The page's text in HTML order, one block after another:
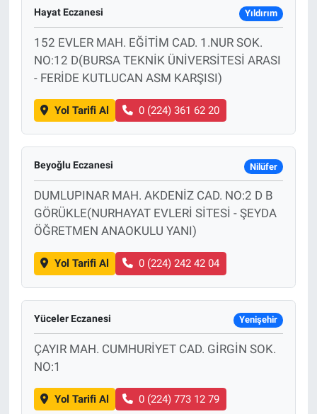
Hayat Eczanesi Yıldırım
152 EVLER MAH. EĞİTİM CAD. 1.NUR SOK.
NO:12 D(BURSA TEKNİK ÜNİVERSİTESİ ARASI
- FERİDE KUTLUCAN ASM KARŞISI)
Yol Tarifi Al 0 (224) 361 62 20
Beyoğlu Eczanesi Nilüfer
DUMLUPINAR MAH. AKDENİZ CAD. NO:2 D B
GÖRÜKLE(NURHAYAT EVLERİ SİTESİ - ŞEYDA
ÖĞRETMEN ANAOKULU YANI)
Yol Tarifi Al 0 (224) 242 42 04
Yüceler Eczanesi Yenişehir
ÇAYIR MAH. CUMHURİYET CAD. GİRGİN SOK.
NO:1
Yol Tarifi Al 0 (224) 773 12 79